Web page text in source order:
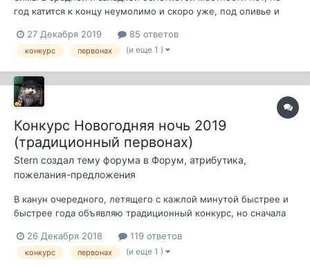
год катится к концу неумолимо и скоро уже, под оливье и
станет скучно и можно пойти на МФ выиграть почетное
звание первонаха и какой-нибудь приз, который можно будет
27 Декабря 2019 85 ответов
конкурс первонах (и еще 1 )
Конкурс Новогодняя ночь 2019
(традиционный первонах)
Stern создал тему форума в Форум, атрибутика,
пожелания-предложения
В канун очередного, летящего с кажлой минутой быстрее и
быстрее года объявляю традиционный конкурс, но сначала
Призеры: Макс72 alko eloff romul78 вагоРский Удмурт 2014
год Igin и Hirurg (время - 01.00.12) Макс72 (время - 01.00.13)
26 Декабря 2018 119 ответов
конкурс первонах (и еще 1 )